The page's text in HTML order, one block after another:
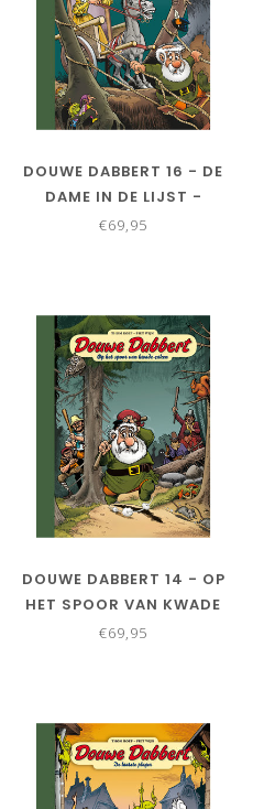
DOUWE DABBERT 16 - DE
DAME IN DE LIJST -
COLLECTORS EDITIE
€69,95
DOUWE DABBERT 14 - OP
HET SPOOR VAN KWADE
ZAKEN - COLLECTORS
€69,95